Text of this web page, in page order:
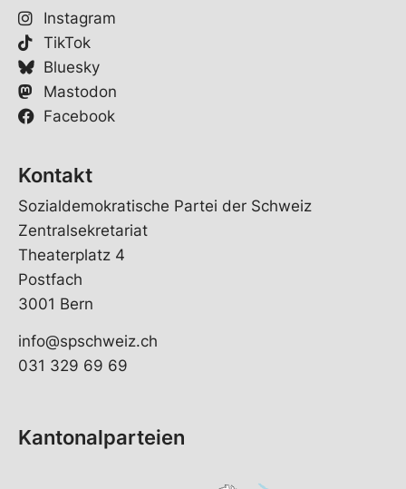
Instagram
TikTok
Bluesky
Mastodon
Facebook
Kontakt
Sozialdemokratische Partei der Schweiz
Zentralsekretariat
Theaterplatz 4
Postfach
3001 Bern
info@spschweiz.ch
031 329 69 69
Kantonalparteien